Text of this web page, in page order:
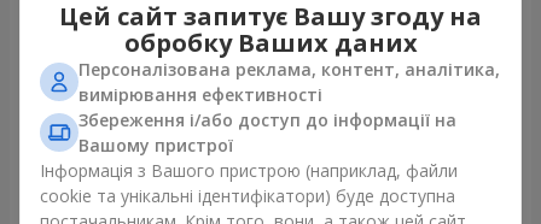
Колекція кульок "Веселий
День Народження" - 3
кульки
Замовити
Фонтан куль “Світ чудес”
Замовити
Цей сайт запитує Вашу згоду на
обробку Ваших даних
Персоналізована реклама, контент, аналітика,
вимірювання ефективності
Збереження і/або доступ до інформації на
Вашому пристрої
Інформація з Вашого пристрою (наприклад, файли
cookie та унікальні ідентифікатори) буде доступна